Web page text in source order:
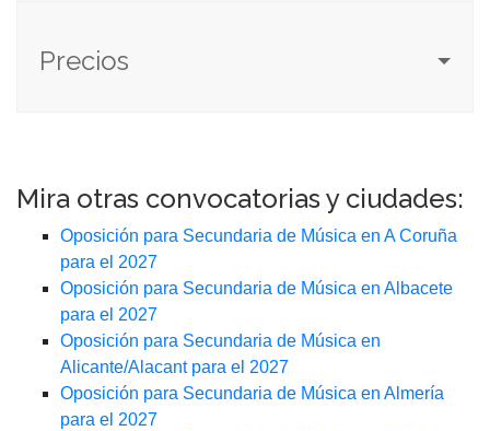
Precios
Mira otras convocatorias y ciudades:
Oposición para Secundaria de Música en A Coruña
para el 2027
Oposición para Secundaria de Música en Albacete
para el 2027
Oposición para Secundaria de Música en
Alicante/Alacant para el 2027
Oposición para Secundaria de Música en Almería
para el 2027